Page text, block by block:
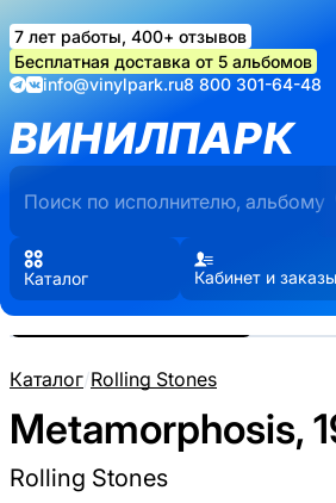
7 лет работы, 400+ отзывов
Бесплатная доставка от 5 альбомов
info@vinylpark.ru8 800 301-64-48
ВИНИЛПАРК
Каталог Кабинет и заказы
Каталог/Rolling Stones
Metamorphosis,
Rolling Stones
Реальные фото пластинки.
Нажмите, чтобы увеличить